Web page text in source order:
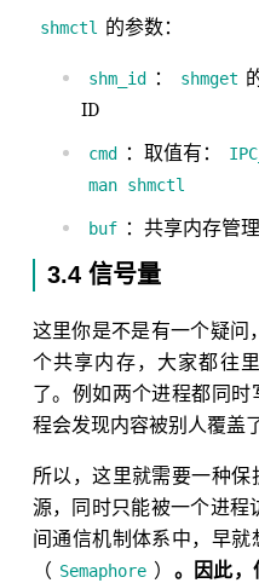
shmctl 的参数：
shm_id ： shmget
ID
cmd ：取值有：
man shmctl
buf ：共享内存管
3.4 信号量
这里你是不是有一个疑问
个共享内存，大家都往
了。例如两个进程都同
程会发现内容被别人覆盖了
所以，这里就需要一种
源，同时只能被一个进程
间通信机制体系中，早
（ Semaphore ） 。因此，